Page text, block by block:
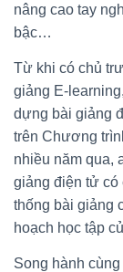
nâng cao tay
bậc…
Từ khi có chủ
giảng E-
dựng bài giảng
trên Chương
nhiều năm qua,
giảng điện tử
thống bài giảng
hoạch học tập
Song hành